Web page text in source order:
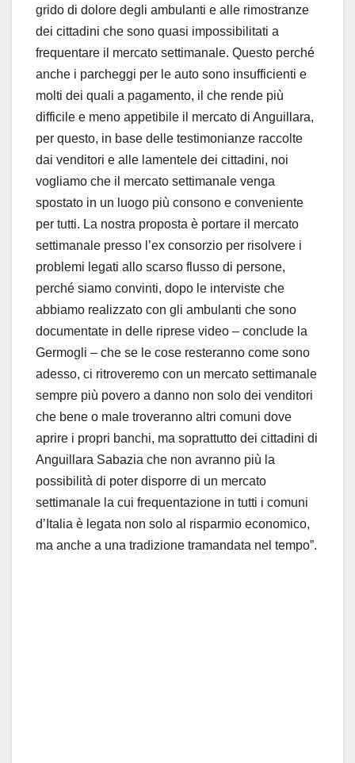
grido di dolore degli ambulanti e alle rimostranze
dei cittadini che sono quasi impossibilitati a
frequentare il mercato settimanale. Questo perché
anche i parcheggi per le auto sono insufficienti e
molti dei quali a pagamento, il che rende più
difficile e meno appetibile il mercato di Anguillara,
per questo, in base delle testimonianze raccolte
dai venditori e alle lamentele dei cittadini, noi
vogliamo che il mercato settimanale venga
spostato in un luogo più consono e conveniente
per tutti. La nostra proposta è portare il mercato
settimanale presso l’ex consorzio per risolvere i
problemi legati allo scarso flusso di persone,
perché siamo convinti, dopo le interviste che
abbiamo realizzato con gli ambulanti che sono
documentate in delle riprese video – conclude la
Germogli – che se le cose resteranno come sono
adesso, ci ritroveremo con un mercato settimanale
sempre più povero a danno non solo dei venditori
che bene o male troveranno altri comuni dove
aprire i propri banchi, ma soprattutto dei cittadini di
Anguillara Sabazia che non avranno più la
possibilità di poter disporre di un mercato
settimanale la cui frequentazione in tutti i comuni
d’Italia è legata non solo al risparmio economico,
ma anche a una tradizione tramandata nel tempo”.